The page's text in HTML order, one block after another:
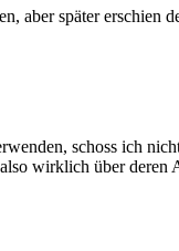
aber später erschien
schoss ich
wirklich über